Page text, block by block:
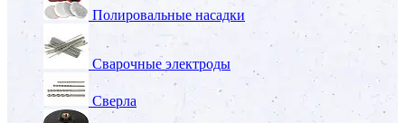
Полировальные насадки
Сварочные электроды
Сверла